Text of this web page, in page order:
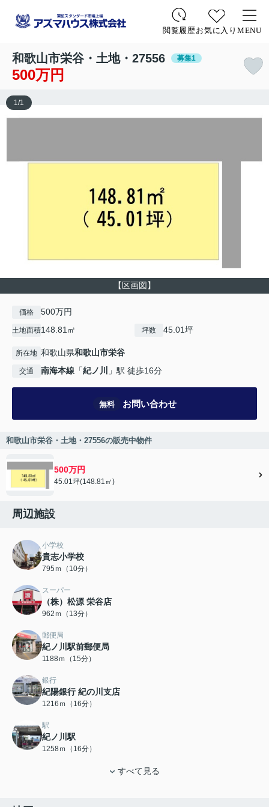
閲覧履歴お気に入り MENU
和歌山市栄谷・土地・27556 募集1
500万円
【区画図】
1 /1
価格 500万円
土地面積148.81㎡ 坪数 45.01坪
所在地 和歌山県和歌山市栄谷
交通 南海本線 「紀ノ川 」駅 徒歩16分
無料 お問い合わせ
和歌山市栄谷・土地・27556の販売中物件
500万円
45.01坪(148.81㎡)
周辺施設
小学校
貴志小学校
795ｍ（10分）
スーパー
（株）松源 栄谷店
962ｍ（13分）
郵便局
紀ノ川駅前郵便局
1188ｍ（15分）
銀行
紀陽銀行 紀の川支店
1216ｍ（16分）
駅
紀ノ川駅
1258ｍ（16分）
すべて見る